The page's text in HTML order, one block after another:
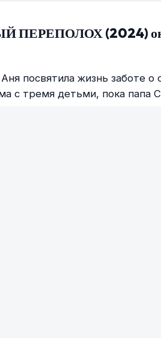
ПЕРЕПОЛОХ (2024)
посвятила жизнь заботе о
с тремя детьми, пока папа
выходку супруга,